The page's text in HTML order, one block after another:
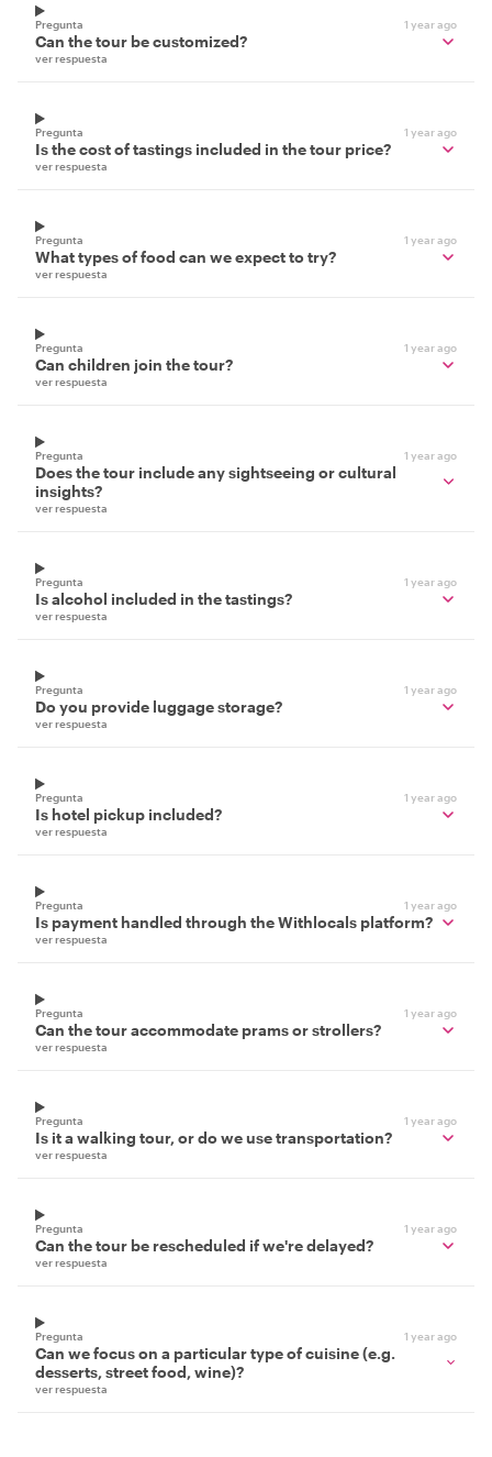
Pregunta 1 year ago
Can the tour be customized?
ver respuesta
Pregunta 1 year ago
Is the cost of tastings included in the tour price?
ver respuesta
Pregunta 1 year ago
What types of food can we expect to try?
ver respuesta
Pregunta 1 year ago
Can children join the tour?
ver respuesta
Pregunta 1 year ago
Does the tour include any sightseeing or cultural
insights?
ver respuesta
Pregunta 1 year ago
Is alcohol included in the tastings?
ver respuesta
Pregunta 1 year ago
Do you provide luggage storage?
ver respuesta
Pregunta 1 year ago
Is hotel pickup included?
ver respuesta
Pregunta 1 year ago
Is payment handled through the Withlocals platform?
ver respuesta
Pregunta 1 year ago
Can the tour accommodate prams or strollers?
ver respuesta
Pregunta 1 year ago
Is it a walking tour, or do we use transportation?
ver respuesta
Pregunta 1 year ago
Can the tour be rescheduled if we're delayed?
ver respuesta
Pregunta 1 year ago
Can we focus on a particular type of cuisine (e.g.
desserts, street food, wine)?
ver respuesta